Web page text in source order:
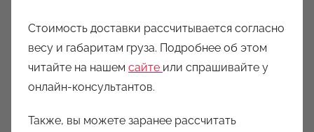
Стоимость доставки рассчитывается согласно
весу и габаритам груза. Подробнее об этом
читайте на нашем сайте или спрашивайте у
онлайн-консультантов.
Также, вы можете заранее рассчитать